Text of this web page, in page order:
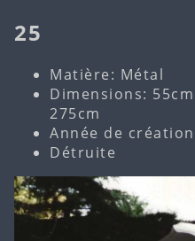
25
Matière: Métal
Dimensions:
275cm
Année de
Détruite